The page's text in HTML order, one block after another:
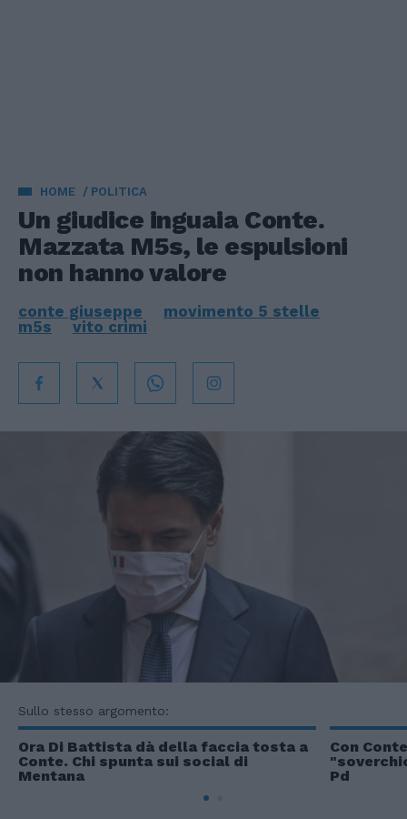
HOME POLITICA
Un giudice inguaia Conte.
Mazzata M5s, le espulsioni
non hanno valore
conte giuseppe
movimento 5 stelle
m5s
vito crimi
Sullo stesso argomento:
Ora Di Battista dà della faccia tosta a
Conte. Chi spunta sui social di
Mentana
Con
Pd